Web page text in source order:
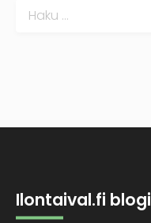
Ilontaival.fi blogi